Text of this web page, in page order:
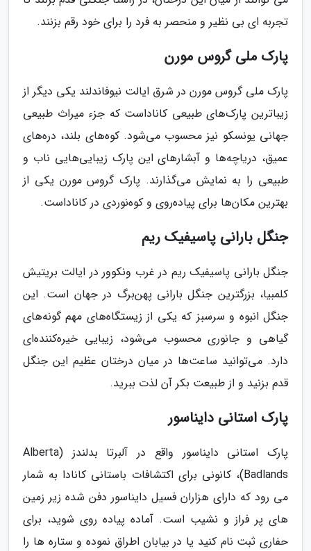
تجربه ای بی نظیر و منحصر به فرد را برای خود رقم بزنند.
پارک ملی گروس مورن
پارک ملی گروس مورن در شرق ایالت نیوفاندلند یکی دیگر از
زیباترین پارک‌های طبیعی کاناداست که جزء میراث طبیعی
جهانی یونسکو نیز محسوب می‌شود. کوه‌های بلند، دره‌های
عمیق، دریاچه‌ها و آبشارهای این پارک زیبایی‌هایی ناب و
طبیعی را به نمایش می‌گذارند. پارک گروس مورن یکی از
بهترین مکان‌ها برای پیاده‌روی و کوه‌نوردی در کاناداست.
جنگل بارانی پاسیفیک ریم
جنگل بارانی پاسیفیک ریم در غرب ونکوور در ایالت بریتیش
کلمبیا، بزرگترین جنگل بارانی پهن‌برگ در جهان است. این
جنگل انبوه و سرسبز که یکی از زیستگاه‌های مهم گونه‌های
گیاهی و جانوری محسوب می‌شود، زیبایی خیره‌کننده‌ای
دارد. می‌توانید ساعت‌ها در میان درختان عظیم این جنگل
قدم بزنید و از طبیعت بکر آن لذت ببرید.
پارک استانی دایناسور
پارک استانی دایناسور واقع در آلبرتا بدلندز (Alberta
Badlands)، کانونی برای اکتشافات باستانی کانادا به شمار
می رود که دارای هزاران فسیل دایناسور دفن شده زیر زمین
های پر فراز و نشیب است. آماده پیاده روی شوید، برای
حفاری ثبت نام کنید یا در بیابان اطراق نموده و ستاره ها را